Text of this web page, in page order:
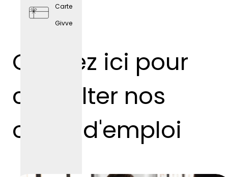
on en
Carte
Givve
Cliquez ici pour
consulter nos
offres d'emploi